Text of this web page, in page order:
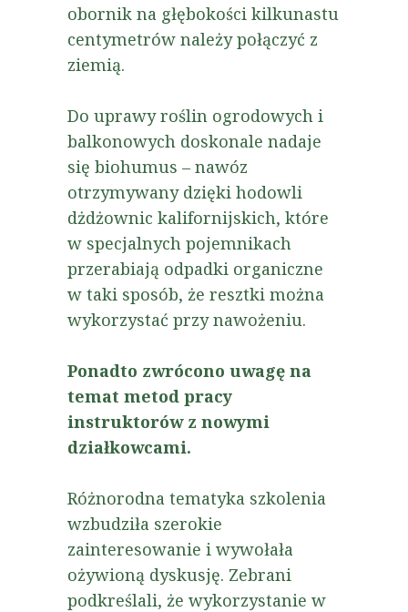
obornik na głębokości kilkunastu
centymetrów należy połączyć z
ziemią.
Do uprawy roślin ogrodowych i
balkonowych doskonale nadaje
się biohumus – nawóz
otrzymywany dzięki hodowli
dżdżownic kalifornijskich, które
w specjalnych pojemnikach
przerabiają odpadki organiczne
w taki sposób, że resztki można
wykorzystać przy nawożeniu.
Ponadto zwrócono uwagę na
temat metod pracy
instruktorów z nowymi
działkowcami.
Różnorodna tematyka szkolenia
wzbudziła szerokie
zainteresowanie i wywołała
ożywioną dyskusję. Zebrani
podkreślali, że wykorzystanie w